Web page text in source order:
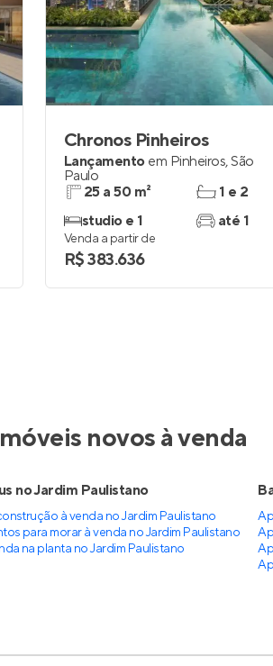
Chronos Pinheiros
Lançamento em Pinheiros,São
Paulo
25 a 50 m²
studio e 1
1 e 2
até 1
Venda a partir de
R$ 383.636
novos à venda
no Jardim Paulistano
à venda no Jardim Paulistano
para morar à venda no Jardim Paulistano
na planta no Jardim Paulistano